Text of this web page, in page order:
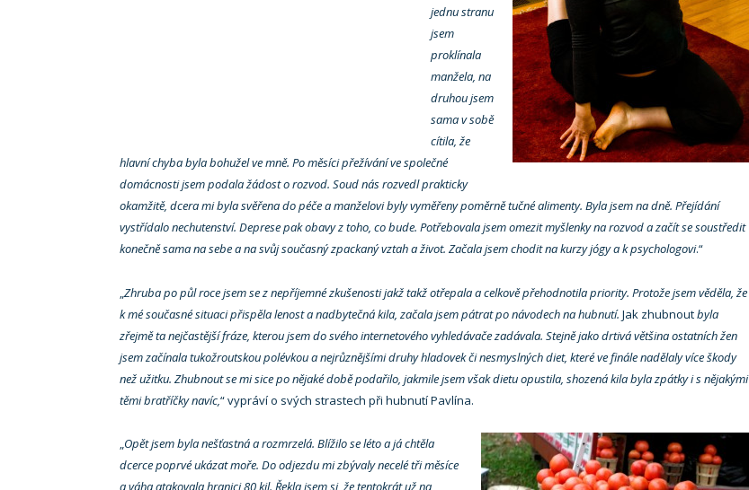
jednu stranu
jsem
proklínala
manžela, na
druhou jsem
sama v sobě
cítila, že
hlavní chyba byla bohužel ve mně. Po měsíci přežívání ve společné
domácnosti jsem podala žádost o rozvod. Soud nás rozvedl prakticky
okamžitě, dcera mi byla svěřena do péče a manželovi byly vyměřeny poměrně tučné alimenty. Byla jsem na dně. Přejídání
vystřídalo nechutenství. Deprese pak obavy z toho, co bude. Potřebovala jsem omezit myšlenky na rozvod a začít se soustředit
konečně sama na sebe a na svůj současný zpackaný vztah a život. Začala jsem chodit na kurzy jógy a k psychologovi.“
Zhruba po půl roce jsem se z nepříjemné zkušenosti jakž takž otřepala a celkově přehodnotila priority. Protože jsem věděla, že
k mé současné situaci přispěla lenost a nadbytečná kila, začala jsem pátrat po návodech na hubnutí. Jak zhubnoutbyla
zřejmě ta nejčastější fráze, kterou jsem do svého internetového vyhledávače zadávala. Stejně jako drtivá většina ostatních žen
jsem začínala tukožroutskou polévkou a nejrůznějšími druhy hladovek či nesmyslných diet, které ve finále nadělaly více škody
než užitku. Zhubnout se mi sice po nějaké době podařilo, jakmile jsem však dietu opustila, shozená kila byla zpátky i s nějakými
těmi bratříčky navíc,“ vypráví o svých strastech při hubnutí Pavlína.
„Opět jsem byla nešťastná a rozmrzelá. Blížilo se léto a já chtěla
dcerce poprvé ukázat moře. Do odjezdu mi zbývaly necelé tři měsíce
a váha atakovala hranici 80 kil. Řekla jsem si, že tentokrát už na